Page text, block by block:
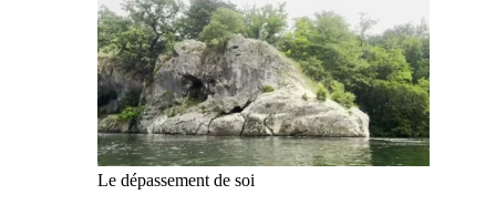
Le dépassement de soi